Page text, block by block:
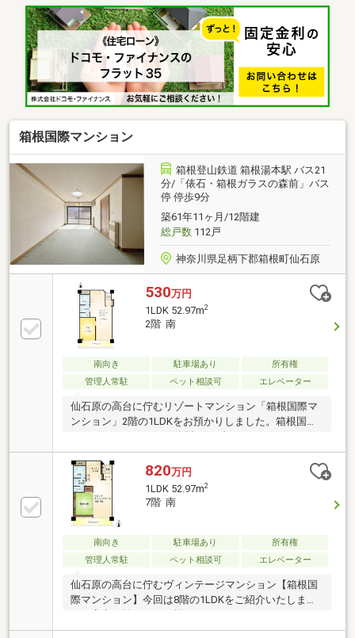
お気軽にお問い合わせくださいませ。
箱根国際マンション
箱根登山鉄道 箱根湯本駅 バス21
分/「俵石・箱根ガラスの森前」バス
停 停歩9分
築61年11ヶ月/12階建
総戸数112戸
神奈川県足柄下郡箱根町仙石原
530万円
1LDK 52.97m2
2階 南
南向き 駐車場あり
所有権
管理人常駐
ペット相談可 エレベーター
仙石原の高台に佇むリゾートマンション「箱根国際マ
ンション」2階の1LDKをお預かりしました。箱根国際
め、大勢でお越しの際は、ホテルご宿泊いただく、と
いう使い方ができます。２階のお部屋ですが、日当た
り良好で爽やかな眺望が魅力です。家具の設置がない
ため、ご購入後すぐにお好みのデザイン・レイアウト
に対応可能です。内見のご予約、ご質問などお気軽に
お申しつけ下さいませ。
820万円
1LDK 52.97m2
7階 南
南向き 駐車場あり
所有権
管理人常駐
ペット相談可 エレベーター
仙石原の高台に佇むヴィンテージマンション【箱根国
際マンション】今回は8階の1LDKをご紹介いたしま
グに大容量のクローゼットを新設された収納自慢のお